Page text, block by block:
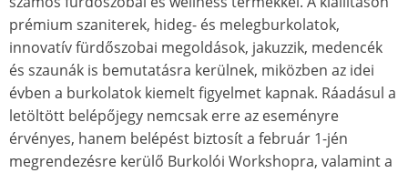
prémium szaniterek, hideg- és melegburkolatok,
innovatív fürdőszobai megoldások, jakuzzik, medencék
és szaunák is bemutatásra kerülnek, miközben az idei
évben a burkolatok kiemelt figyelmet kapnak. Ráadásul a
letöltött belépőjegy nemcsak erre az eseményre
érvényes, hanem belépést biztosít a február 1-jén
megrendezésre kerülő Burkolói Workshopra, valamint a